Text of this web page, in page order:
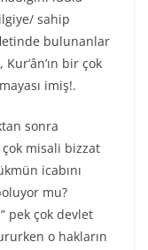
sahip
bulunanlar
bir çok
imiş!.
sonra
misali bizzat
icabını
mu?
pek çok devlet
o hakların